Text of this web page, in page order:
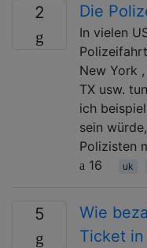
2 Die
In vielen
New York
TX usw.
ich
sein
Polizisten
16
uk
5
Wie
Ticket in